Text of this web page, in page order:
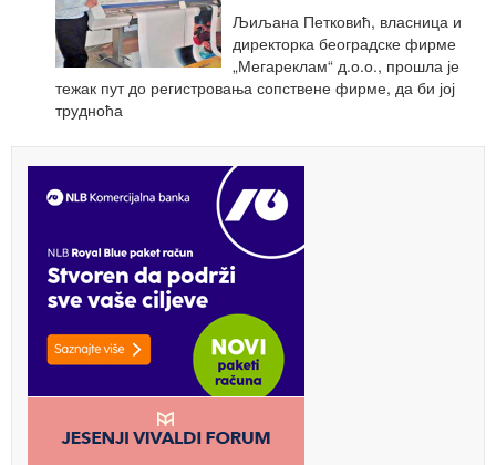
Љиљана Петковић, власница и
директорка београдске фирме
„Мегареклам“ д.о.о., прошла је
тежак пут до регистровања сопствене фирме, да би јој
трудноћа